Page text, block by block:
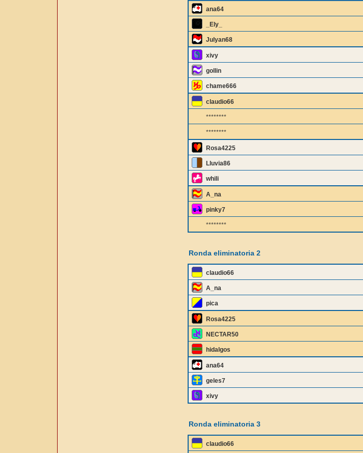
ana64
_Ely_
Julyan68
xivy
gollin
chame666
claudio66
********
********
Rosa4225
Lluvia86
whili
A_na
pinky7
********
Ronda eliminatoria 2
claudio66
A_na
pica
Rosa4225
NECTAR50
hidalgos
ana64
geles7
xivy
Ronda eliminatoria 3
claudio66